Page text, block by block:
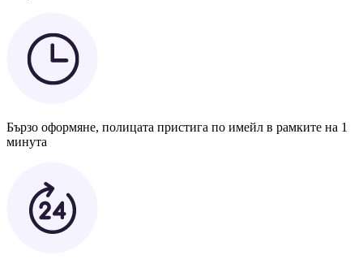
Бързо оформяне, полицата пристига по имейл в рамките на 1
минута